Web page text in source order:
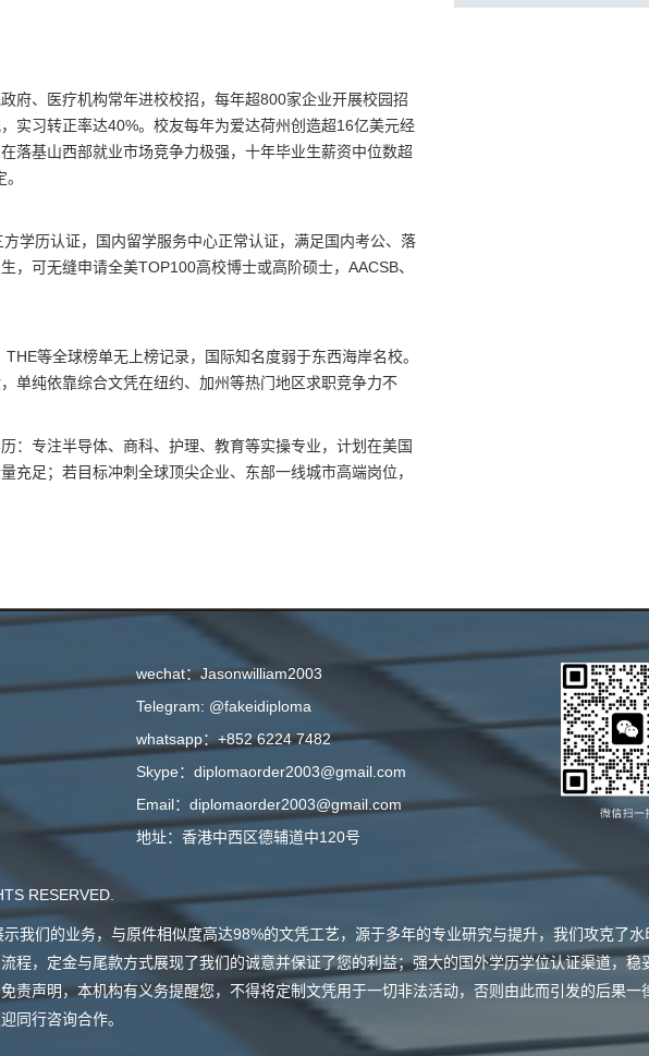
府、医疗机构常年进校校招，每年超800家企业开展校园招
实习转正率达40%。校友每年为爱达荷州创造超16亿美元经
落基山西部就业市场竞争力极强，十年毕业生薪资中位数超
学历认证，国内留学服务中心正常认证，满足国内考公、落
可无缝申请全美TOP100高校博士或高阶硕士，AACSB、
等全球榜单无上榜记录，国际知名度弱于东西海岸名校。
单纯依靠综合文凭在纽约、加州等热门地区求职竞争力不
：专注半导体、商科、护理、教育等实操专业，计划在美国
足；若目标冲刺全球顶尖企业、东部一线城市高端岗位，
wechat：Jasonwilliam2003
Telegram: @fakeidiploma
whatsapp：+852 6224 7482
Skype：diplomaorder2003@gmail.com
Email：diplomaorder2003@gmail.com
地址：香港中西区德辅道中120号
RESERVED.
我们的业务，与原件相似度高达98%的文凭工艺，源于多年的专业研究与提升，我们攻克了
程，定金与尾款方式展现了我们的诚意并保证了您的利益；强大的国外学历学位认证渠道，稳
责声明，本机构有义务提醒您，不得将定制文凭用于一切非法活动，否则由此而引发的后果一
同行咨询合作。